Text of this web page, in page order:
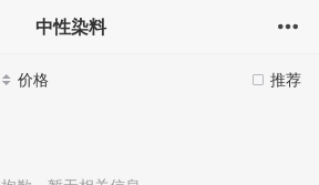
中性染料
推荐
价格